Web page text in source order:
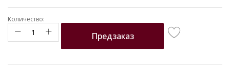
Количество:
Предзаказ